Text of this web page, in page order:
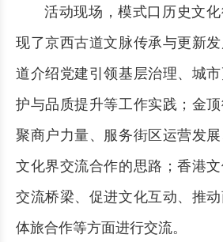
活动现场，模式口历史文
现了京西古道文脉传承与更新
道介绍党建引领基层治理、城
护与品质提升等工作实践；金
聚商户力量、服务街区运营发
文化界交流合作的思路；香港
交流桥梁、促进文化互动、推
体旅合作等方面进行交流。